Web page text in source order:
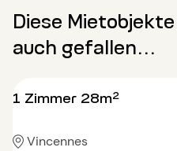
Diese
auch gefallen...
1 Zimmer 28m²
Vincennes